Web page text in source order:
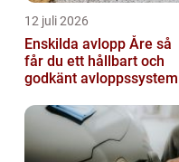
12 juli 2026
Enskilda avlopp Åre så
får du ett hållbart och
godkänt avloppssystem